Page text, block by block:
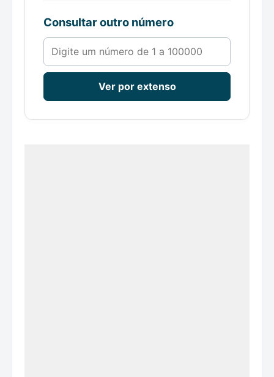
Consultar outro número
Número de 1 a 100000
Ver por extenso